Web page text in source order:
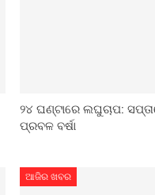
୨୪ ଘଣ୍ଟାରେ ଲଘୁଚାପ:
ପ୍ରବଳ ବର୍ଷା
ଆଜିର ଖବର